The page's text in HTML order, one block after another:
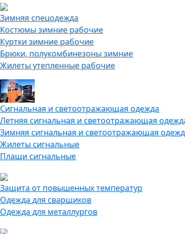
Зимняя спецодежда
Костюмы зимние рабочие
Куртки зимние рабочие
Брюки, полукомбинезоны зимние
Жилеты утепленные рабочие
Сигнальная и светоотражающая одежда
Летняя сигнальная и светоотражающая
Зимняя сигнальная и светоотражающая
Жилеты сигнальные
Плащи сигнальные
Защита от повышенных температур
Одежда для сварщиков
Одежда для металлургов